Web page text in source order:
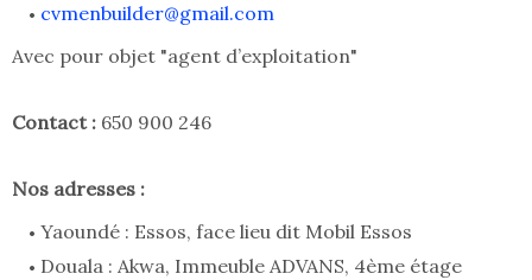
cvmenbuilder@gmail.com
Avec pour objet "agent d’exploitation"
Contact : 650 900 246
Nos adresses :
Yaoundé : Essos, face lieu dit Mobil Essos
Douala : Akwa, Immeuble ADVANS, 4ème étage